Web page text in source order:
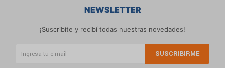
NEWSLETTER
¡Suscribite y recibí todas nuestras novedades!
SUSCRIBIRME